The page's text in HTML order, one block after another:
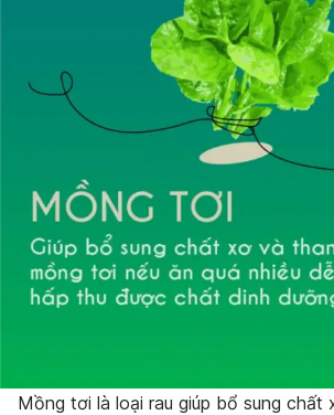
Mồng tơi là loại rau giúp bổ sung chất